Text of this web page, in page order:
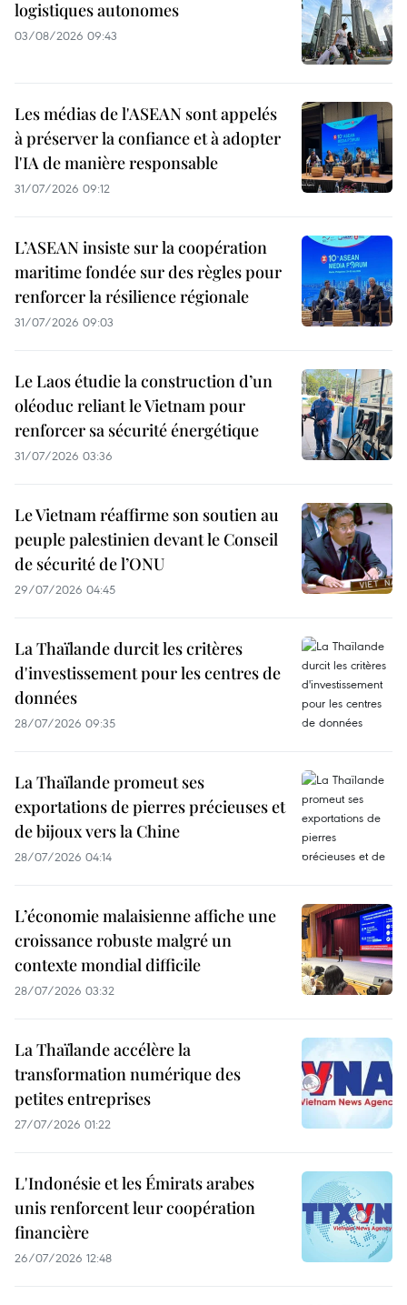
logistiques autonomes
03/08/2026 09:43
Les médias de l'ASEAN sont appelés
à préserver la confiance et à adopter
l'IA de manière responsable
31/07/2026 09:12
L’ASEAN insiste sur la coopération
maritime fondée sur des règles pour
renforcer la résilience régionale
31/07/2026 09:03
Le Laos étudie la construction d’un
oléoduc reliant le Vietnam pour
renforcer sa sécurité énergétique
31/07/2026 03:36
Le Vietnam réaffirme son soutien au
peuple palestinien devant le Conseil
de sécurité de l’ONU
29/07/2026 04:45
La Thaïlande durcit les critères
d'investissement pour les centres de
données
28/07/2026 09:35
La Thaïlande promeut ses
exportations de pierres précieuses et
de bijoux vers la Chine
28/07/2026 04:14
L’économie malaisienne affiche une
croissance robuste malgré un
contexte mondial difficile
28/07/2026 03:32
La Thaïlande accélère la
transformation numérique des
petites entreprises
27/07/2026 01:22
L'Indonésie et les Émirats arabes
unis renforcent leur coopération
financière
26/07/2026 12:48